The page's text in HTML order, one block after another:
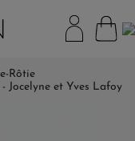
Rôtie
Jocelyne et Yves Lafoy